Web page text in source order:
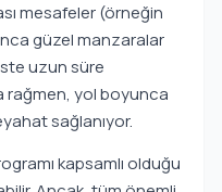
mesafeler (örneğin
güzel manzaralar
uzun süre
rağmen, yol boyunca
sağlanıyor.
kapsamlı olduğu